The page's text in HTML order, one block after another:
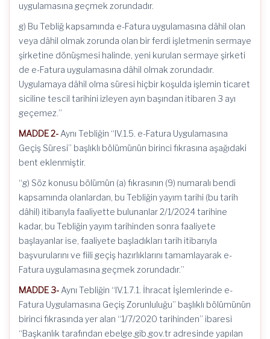
uygulamasına geçmek zorundadır.
g) Bu Tebliğ kapsamında e-Fatura uygulamasına dâhil olan
veya dâhil olmak zorunda olan bir ferdi işletmenin sermaye
şirketine dönüşmesi halinde, yeni kurulan sermaye şirketi
de e-Fatura uygulamasına dâhil olmak zorundadır.
Uygulamaya dâhil olma süresi hiçbir koşulda işlemin ticaret
siciline tescil tarihini izleyen ayın başından itibaren 3 ayı
geçemez.”
MADDE 2- Aynı Tebliğin “IV.1.5. e-Fatura Uygulamasına
Geçiş Süresi” başlıklı bölümünün birinci fıkrasına aşağıdaki
bent eklenmiştir.
“g) Söz konusu bölümün (a) fıkrasının (9) numaralı bendi
kapsamında olanlardan, bu Tebliğin yayım tarihi (bu tarih
dâhil) itibarıyla faaliyette bulunanlar 2/1/2024 tarihine
kadar, bu Tebliğin yayım tarihinden sonra faaliyete
başlayanlar ise, faaliyete başladıkları tarih itibarıyla
başvurularını ve fiili geçiş hazırlıklarını tamamlayarak e-
Fatura uygulamasına geçmek zorundadır.”
MADDE 3- Aynı Tebliğin “IV.1.7.1. İhracat İşlemlerinde e-
Fatura Uygulamasına Geçiş Zorunluluğu” başlıklı bölümünün
birinci fıkrasında yer alan “1/7/2020 tarihinden” ibaresi
“Başkanlık tarafından ebelge.gib.gov.tr adresinde yapılan